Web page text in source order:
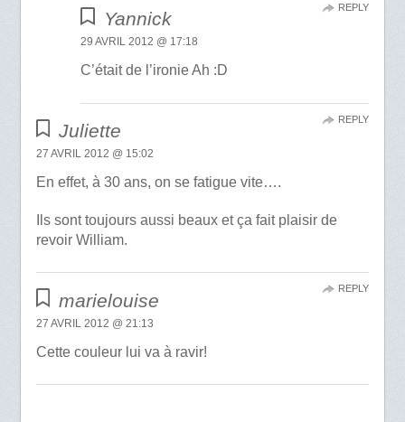
Yannick
29 AVRIL 2012 @ 17:18
C’était de l’ironie Ah :D
REPLY
Juliette
27 AVRIL 2012 @ 15:02
En effet, à 30 ans, on se fatigue vite….
Ils sont toujours aussi beaux et ça fait plaisir de
revoir William.
REPLY
marielouise
27 AVRIL 2012 @ 21:13
Cette couleur lui va à ravir!
REPLY